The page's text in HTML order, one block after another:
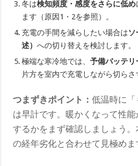
冬は検知頻度・感度をさらに低め
ます（原因1・2を参照）。
充電の手間を減らしたい場合はソ
述）への切り替えを検討します。
極端な寒冷地では、予備バッテ
片方を室内で充電しながら切らさ
つまずきポイント：低温時に
は早計です。暖かくなって性
するかをまず確認しましょう
の経年劣化と合わせて見極めま